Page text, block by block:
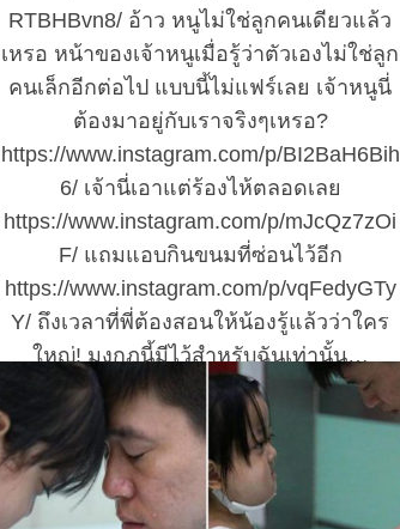
RTBHBvn8/ อ้าว หนูไม่ใช่ลูกคนเดียวแล้ว
เหรอ หน้าของเจ้าหนูเมื่อรู้ว่าตัวเองไม่ใช่ลูก
คนเล็กอีกต่อไป แบบนี้ไม่แฟร์เลย เจ้าหนูนี่
ต้องมาอยู่กับเราจริงๆเหรอ?
https://www.instagram.com/p/BI2BaH6Bih
6/ เจ้านี่เอาแต่ร้องไห้ตลอดเลย
https://www.instagram.com/p/mJcQz7zOi
F/ แถมแอบกินขนมที่ซ่อนไว้อีก
https://www.instagram.com/p/vqFedyGTy
Y/ ถึงเวลาที่พี่ต้องสอนให้น้องรู้แล้วว่าใคร
ใหญ่! มงกุฏนี้มีไว้สำหรับฉันเท่านั้น…
Read More